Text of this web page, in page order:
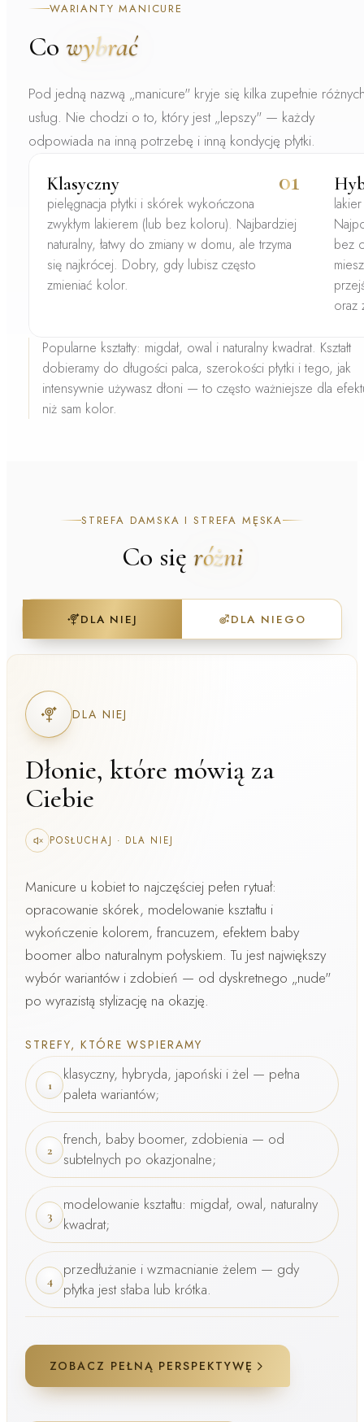
WARIANTY MANICURE
Co wybrać
Pod jedną nazwą „manicure" kryje się kilka zupełnie
usług. Nie chodzi o to, który jest „lepszy" — każdy
odpowiada na inną potrzebę i inną kondycję płytki.
01
Klasyczny
pielęgnacja płytki i skórek wykończona
zwykłym lakierem (lub bez koloru). Najbardziej
naturalny, łatwy do zmiany w domu, ale trzyma
się najkrócej. Dobry, gdy lubisz często
zmieniać kolor.
bez
oraz
Popularne kształty: migdał, owal i naturalny kwadrat. Kształt
dobieramy do długości palca, szerokości płytki i tego, jak
intensywnie używasz dłoni — to często ważniejsze dla
niż sam kolor.
STREFA DAMSKA I STREFA MĘSKA
Co się różni
DLA NIEJ DLA NIEGO
DLA NIEJ
Dłonie, które mówią za
Ciebie
POSŁUCHAJ · DLA NIEJ
Manicure u kobietto najczęściej pełen rytuał:
opracowanie skórek, modelowanie kształtu i
wykończenie kolorem, francuzem, efektem baby
boomer albo naturalnym połyskiem. Tu jest największy
wybór wariantów i zdobień — od dyskretnego „nude"
po wyrazistą stylizację na okazję.
STREFY, KTÓRE WSPIERAMY
1
klasyczny, hybryda, japoński i żel — pełna
paleta wariantów;
2
french, baby boomer, zdobienia — od
subtelnych po okazjonalne;
3
modelowanie kształtu: migdał, owal, naturalny
kwadrat;
4
przedłużanie i wzmacnianie żelem — gdy
płytka jest słaba lub krótka.
ZOBACZ PEŁNĄ PERSPEKTYWĘ